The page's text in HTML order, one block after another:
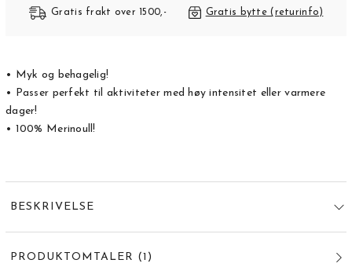
Gratis frakt over 1500,- Gratis bytte (returinfo)
• Myk og behagelig!
• Passer perfekt til aktiviteter med høy intensitet eller varmere
dager!
• 100% Merinoull!
BESKRIVELSE
PRODUKTOMTALER (1 )